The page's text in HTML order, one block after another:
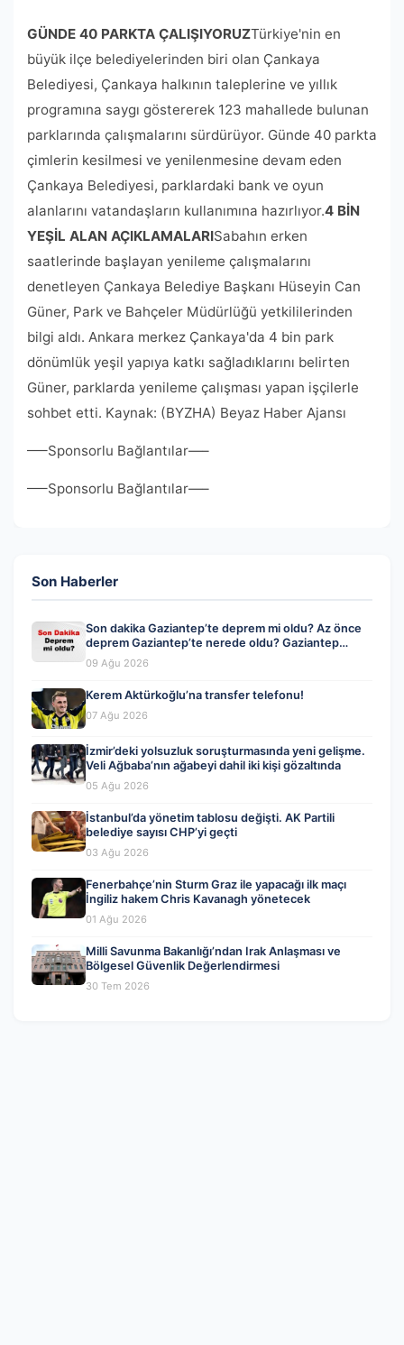
GÜNDE 40 PARKTA ÇALIŞIYORUZTürkiye'nin en
büyük ilçe belediyelerinden biri olan Çankaya
Belediyesi, Çankaya halkının taleplerine ve yıllık
programına saygı göstererek 123 mahallede bulunan
parklarında çalışmalarını sürdürüyor. Günde 40 parkta
çimlerin kesilmesi ve yenilenmesine devam eden
Çankaya Belediyesi, parklardaki bank ve oyun
alanlarını vatandaşların kullanımına hazırlıyor.4 BİN
YEŞİL ALAN AÇIKLAMALARISabahın erken
saatlerinde başlayan yenileme çalışmalarını
denetleyen Çankaya Belediye Başkanı Hüseyin Can
Güner, Park ve Bahçeler Müdürlüğü yetkililerinden
bilgi aldı. Ankara merkez Çankaya'da 4 bin park
dönümlük yeşil yapıya katkı sağladıklarını belirten
Güner, parklarda yenileme çalışması yapan işçilerle
sohbet etti. Kaynak: (BYZHA) Beyaz Haber Ajansı
—–Sponsorlu Bağlantılar—–
—–Sponsorlu Bağlantılar—–
Son Haberler
Son dakika Gaziantep’te deprem mi oldu? Az önce
deprem Gaziantep’te nerede oldu? Gaziantep
deprem Kandilli ve AFAD son depremler listesi 09
Ağustos 2026
09 Ağu 2026
Kerem Aktürkoğlu’na transfer telefonu!
07 Ağu 2026
İzmir’deki yolsuzluk soruşturmasında yeni gelişme.
Veli Ağbaba’nın ağabeyi dahil iki kişi gözaltında
05 Ağu 2026
İstanbul’da yönetim tablosu değişti. AK Partili
belediye sayısı CHP’yi geçti
03 Ağu 2026
Fenerbahçe’nin Sturm Graz ile yapacağı ilk maçı
İngiliz hakem Chris Kavanagh yönetecek
01 Ağu 2026
Milli Savunma Bakanlığı’ndan Irak Anlaşması ve
Bölgesel Güvenlik Değerlendirmesi
30 Tem 2026